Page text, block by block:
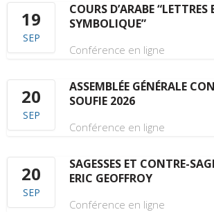
19
SEP
COURS D’ARABE “LETTRES
SYMBOLIQUE”
Conférence en ligne
20
SEP
ASSEMBLÉE GÉNÉRALE
SOUFIE 2026
Conférence en ligne
20
SEP
SAGESSES ET CONTRE-
ERIC GEOFFROY
Conférence en ligne